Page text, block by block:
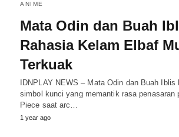
ANIME
Mata Odin dan Buah
Rahasia Kelam Elbaf
Terkuak
IDNPLAY NEWS – Mata Odin dan Buah Iblis
simbol kunci yang memantik rasa penasaran
Piece saat arc…
1 year ago